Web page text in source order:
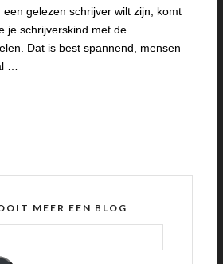
een gelezen schrijver wilt zijn, komt
je schrijverskind met de
Dat is best spannend, mensen
…
MEER EEN BLOG